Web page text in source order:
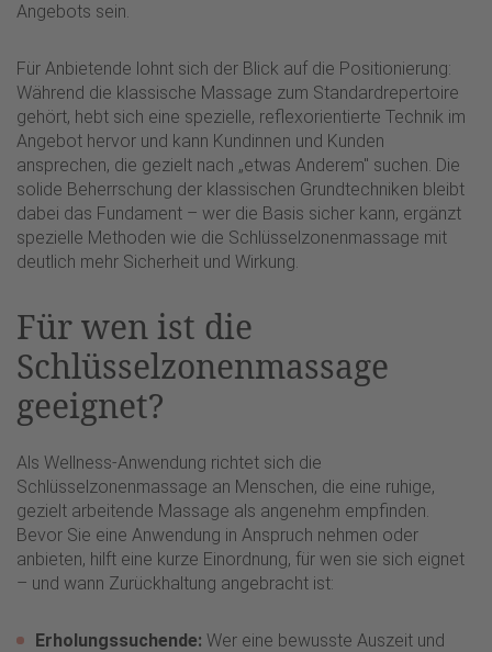
Angebots sein.
Für Anbietende lohnt sich der Blick auf die Positionierung:
Während die klassische Massage zum Standardrepertoire
gehört, hebt sich eine spezielle, reflexorientierte Technik im
Angebot hervor und kann Kundinnen und Kunden
ansprechen, die gezielt nach „etwas Anderem" suchen. Die
solide Beherrschung der klassischen Grundtechniken bleibt
dabei das Fundament – wer die Basis sicher kann, ergänzt
spezielle Methoden wie die Schlüsselzonenmassage mit
deutlich mehr Sicherheit und Wirkung.
Für wen ist die
Schlüsselzonenmassage
geeignet?
Als Wellness-Anwendung richtet sich die
Schlüsselzonenmassage an Menschen, die eine ruhige,
gezielt arbeitende Massage als angenehm empfinden.
Bevor Sie eine Anwendung in Anspruch nehmen oder
anbieten, hilft eine kurze Einordnung, für wen sie sich eignet
– und wann Zurückhaltung angebracht ist:
Erholungssuchende: Wer eine bewusste Auszeit und